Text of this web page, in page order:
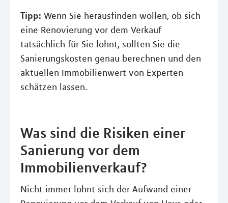
Tipp: Wenn Sie herausfinden wollen, ob sich
eine Renovierung vor dem Verkauf
tatsächlich für Sie lohnt, sollten Sie die
Sanierungskosten genau berechnen und den
aktuellen Immobilienwert von Experten
schätzen lassen.
Was sind die Risiken einer
Sanierung vor dem
Immobilienverkauf?
Nicht immer lohnt sich der Aufwand einer